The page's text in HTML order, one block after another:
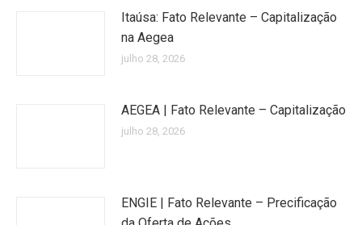
Itaúsa: Fato Relevante – Capitalização
na Aegea
julho 28, 2026
AEGEA | Fato Relevante – Capitalização
julho 28, 2026
ENGIE | Fato Relevante – Precificação